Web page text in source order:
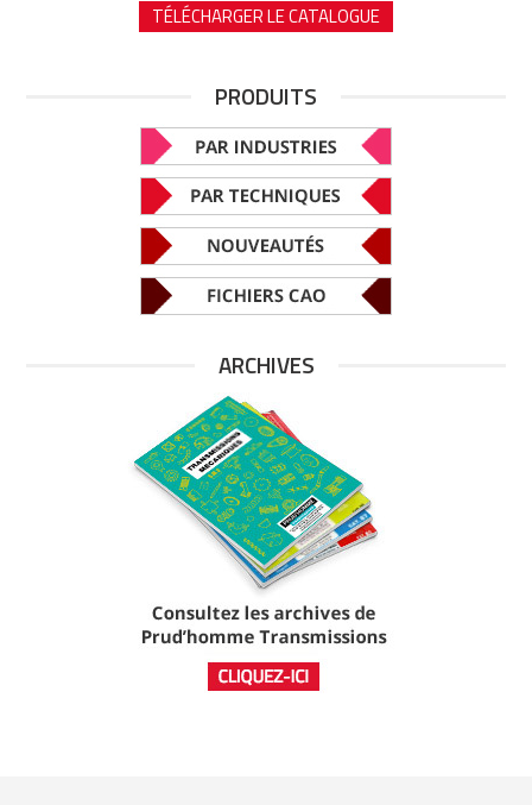
TÉLÉCHARGER LE CATALOGUE
PRODUITS
ARCHIVES